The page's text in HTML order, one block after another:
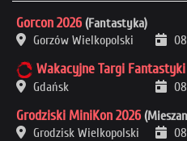
Gorcon 2026 (Fantastyka)
Gorzów Wielkopolski
Wakacyjne Targi
Gdańsk
Grodziski MiniKon 2026
Grodzisk Wielkopolski